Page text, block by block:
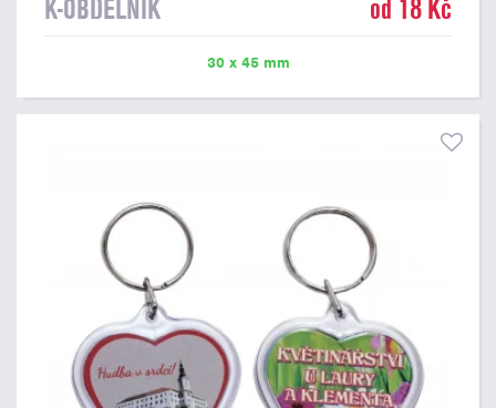
K-OBDELNÍK od 18 Kč
30 x 45 mm